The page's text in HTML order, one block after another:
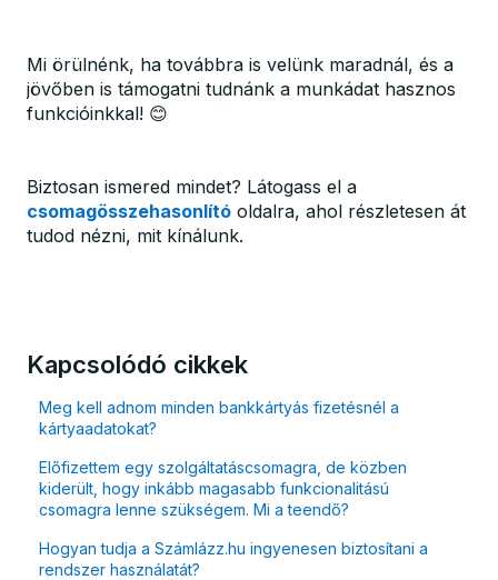
Mi örülnénk, ha továbbra is velünk maradnál, és a
jövőben is támogatni tudnánk a munkádat hasznos
funkcióinkkal! 😊
Biztosan ismered mindet? Látogass el a
csomagösszehasonlító oldalra, ahol részletesen át
tudod nézni, mit kínálunk.
Kapcsolódó cikkek
Meg kell adnom minden bankkártyás fizetésnél a
kártyaadatokat?
Előfizettem egy szolgáltatáscsomagra, de közben
kiderült, hogy inkább magasabb funkcionalitású
csomagra lenne szükségem. Mi a teendő?
Hogyan tudja a Számlázz.hu ingyenesen biztosítani a
rendszer használatát?